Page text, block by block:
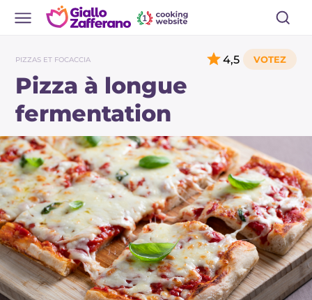
PIZZAS ET FOCACCIA
Pizza à longue
fermentation
4,5